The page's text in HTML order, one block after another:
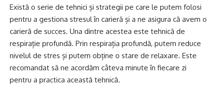
Există o serie de tehnici și strategii pe care le putem folosi
pentru a gestiona stresul în carieră și a ne asigura că avem o
carieră de succes. Una dintre acestea este tehnică de
respirație profundă. Prin respirația profundă, putem reduce
nivelul de stres și putem obține o stare de relaxare. Este
recomandat să ne acordăm câteva minute în fiecare zi
pentru a practica această tehnică.